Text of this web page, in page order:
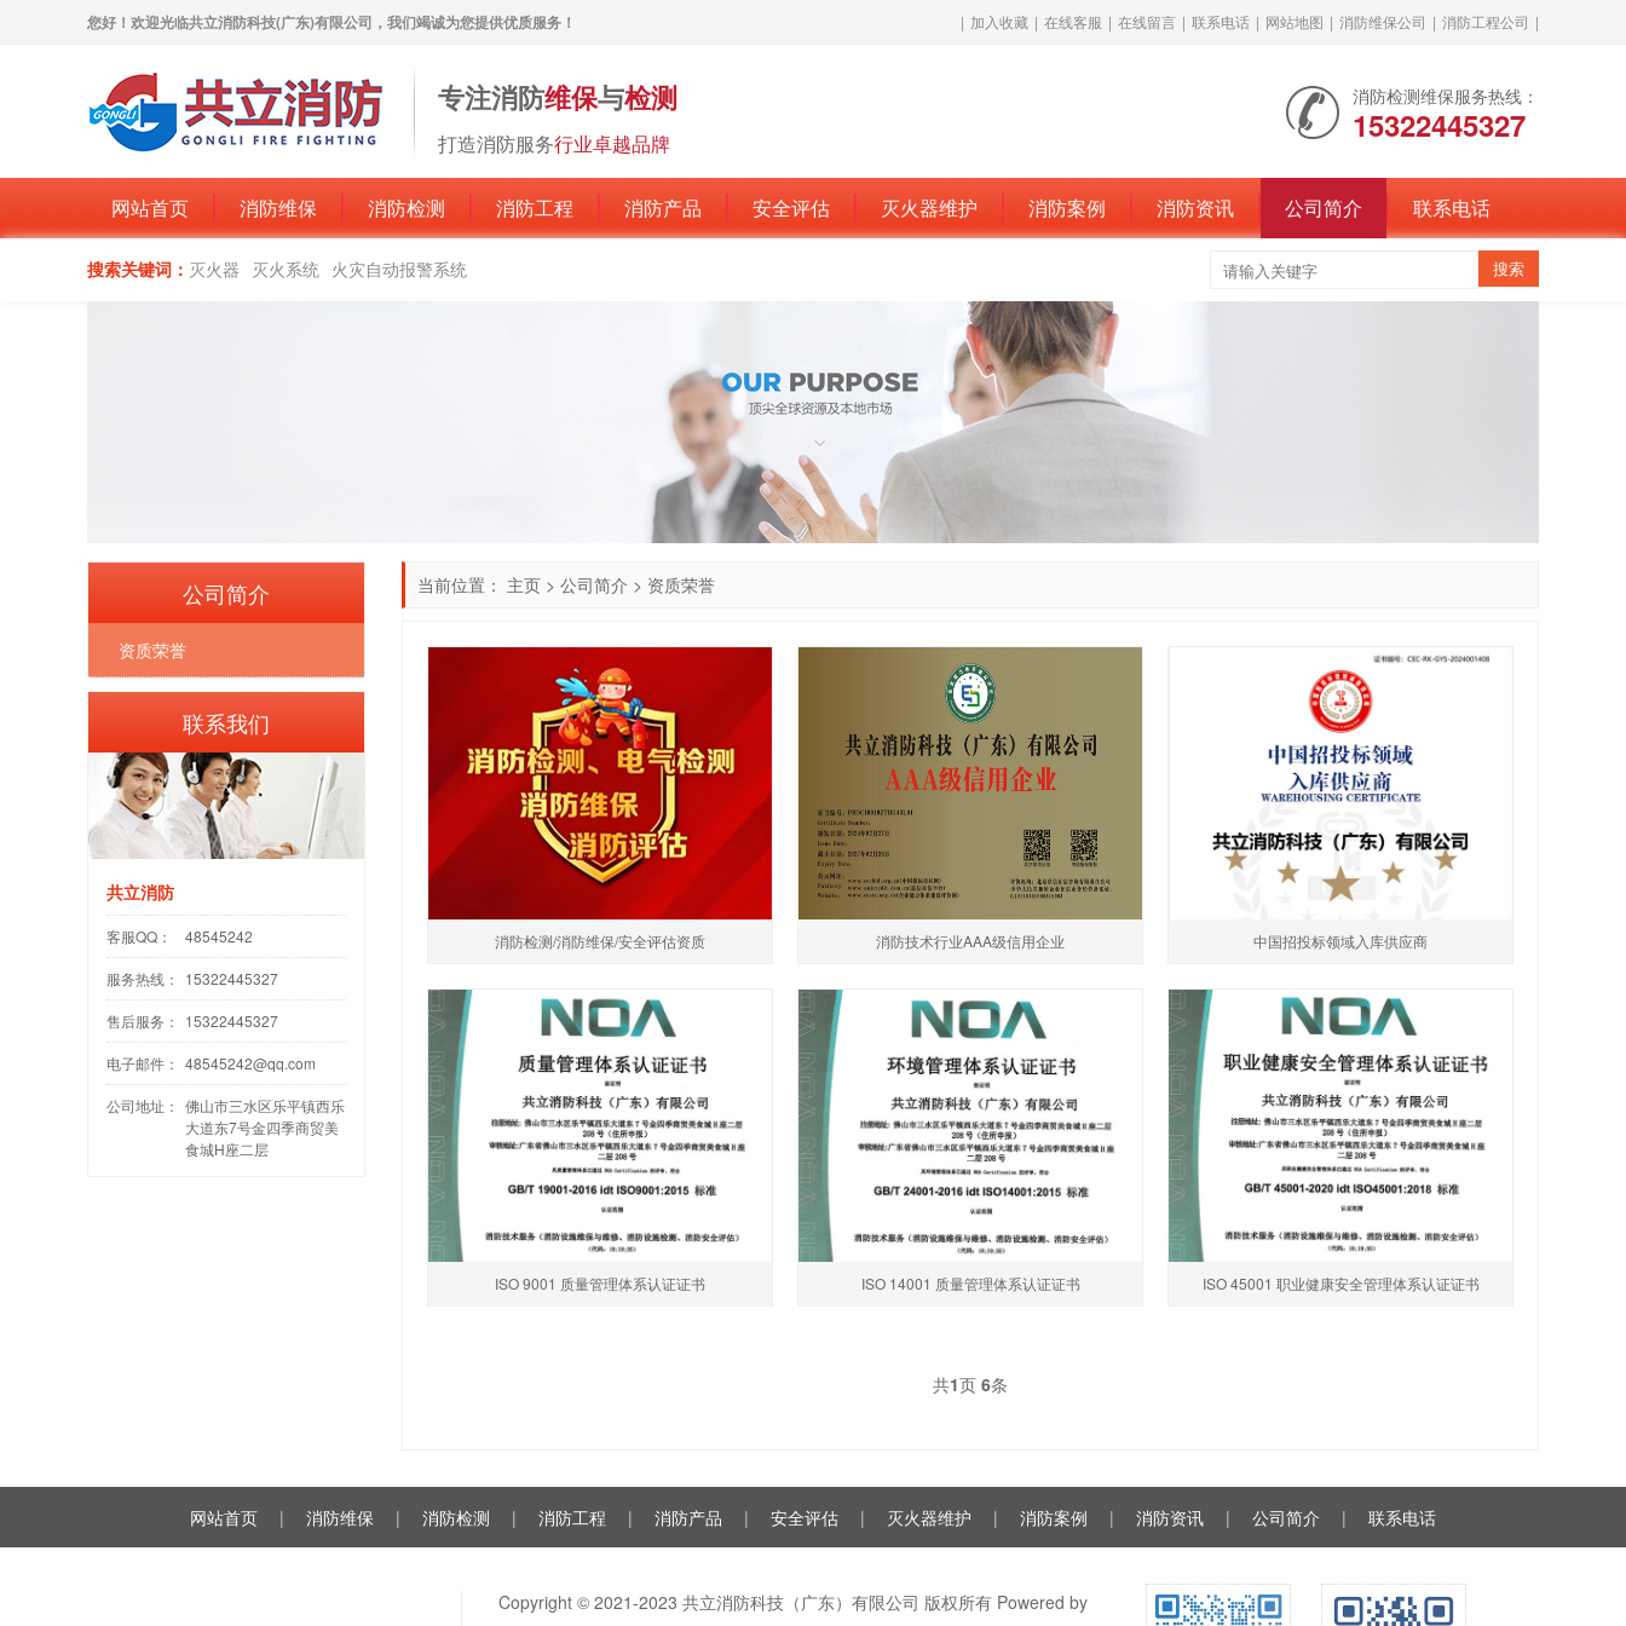
您好！欢迎光临共立消防科技(广东)有限公司，我们竭诚为您提供优质服务！ | 加入收藏 | 在线客服 | 在线留言 | 联系电话 | 网站地图 | 消防维保公司 | 消防工程公司 |
专注消防维保与检测
打造消防服务行业卓越品牌
消防检测维保服务热线：
15322445327
网站首页 消防维保 消防检测 消防工程 消防产品 安全评估 灭火器维护 消防案例 消防资讯 公司简介 联系电话
搜索关键词： 灭火器 灭火系统 火灾自动报警系统
当前位置： 主页 > 公司简介 > 资质荣誉
消防检测/消防维保/安全评估资质 消防技术行业AAA级信用企业 中国招投标领域入库供应商
ISO 9001 质量管理体系认证证书 ISO 14001 质量管理体系认证证书 ISO 45001 职业健康安全管理体系认证证书
共1页 6条
公司简介
资质荣誉
联系我们
共立消防
客服QQ： 48545242
服务热线： 15322445327
售后服务： 15322445327
电子邮件： 48545242@qq.com
公司地址： 佛山市三水区乐平镇西乐
大道东7号金四季商贸美
食城H座二层
网站首页 | 消防维保 | 消防检测 | 消防工程 | 消防产品 | 安全评估 | 灭火器维护 | 消防案例 | 消防资讯 | 公司简介 | 联系电话
Copyright © 2021-2023 共立消防科技（广东）有限公司 版权所有 Powered by